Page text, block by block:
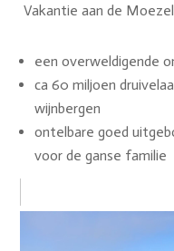
Vakantie aan de
een overweldigende
ca 60 miljoen
wijnbergen
ontelbare goed
voor de ganse familie